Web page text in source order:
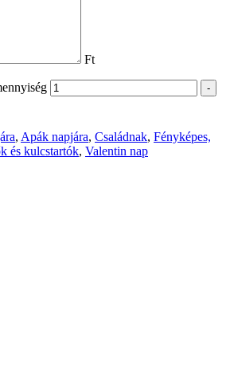
Ft
-
, Apák napjára, Családnak, Fényképes,
és kulcstartók, Valentin nap